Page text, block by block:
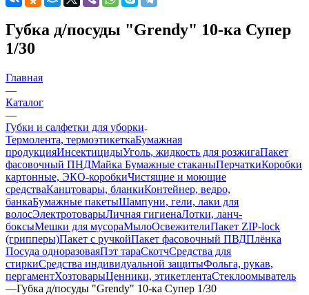
Губка д/посуды "Grendy" 10-ка Супер
1/30
Главная
—
Каталог
—
Губки и салфетки для уборки
Термолента, термоэтикеткаБумажная
продукцияИнсектицидыУголь, жидкость для розжигаПакет
фасовочный ПНДМайка Бумажные стаканыПерчаткиКоробки
картонные, ЭКО-коробкиЧистящие и моющие
средстваКанцтовары, бланкиКонтейнер, ведро,
банкаБумажные пакетыШампуни, гели, лаки для
волосЭлектротоварыЛичная гигиенаЛотки, ланч-
боксыМешки для мусораМылоОсвежителиПакет ZIP-lock
(грипперы)Пакет с ручкойПакет фасовочный ПВДПлёнка
Посуда одноразоваяПэт тараСкотчСредства для
стиркиСредства индивидуальной защитыФольга, рукав,
пергаментХозтоварыЦенники, этикетлентаСтеклоомыватель
—Губка д/посуды "Grendy" 10-ка Супер 1/30